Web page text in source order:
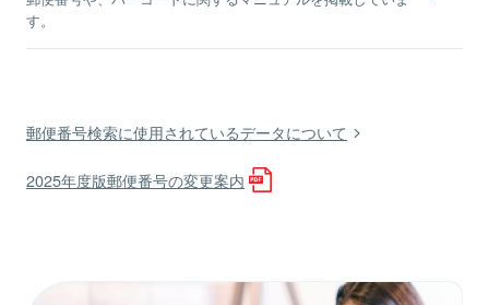
す。
郵便番号検索に使用されているデータについて
2025年度版郵便番号の変更案内